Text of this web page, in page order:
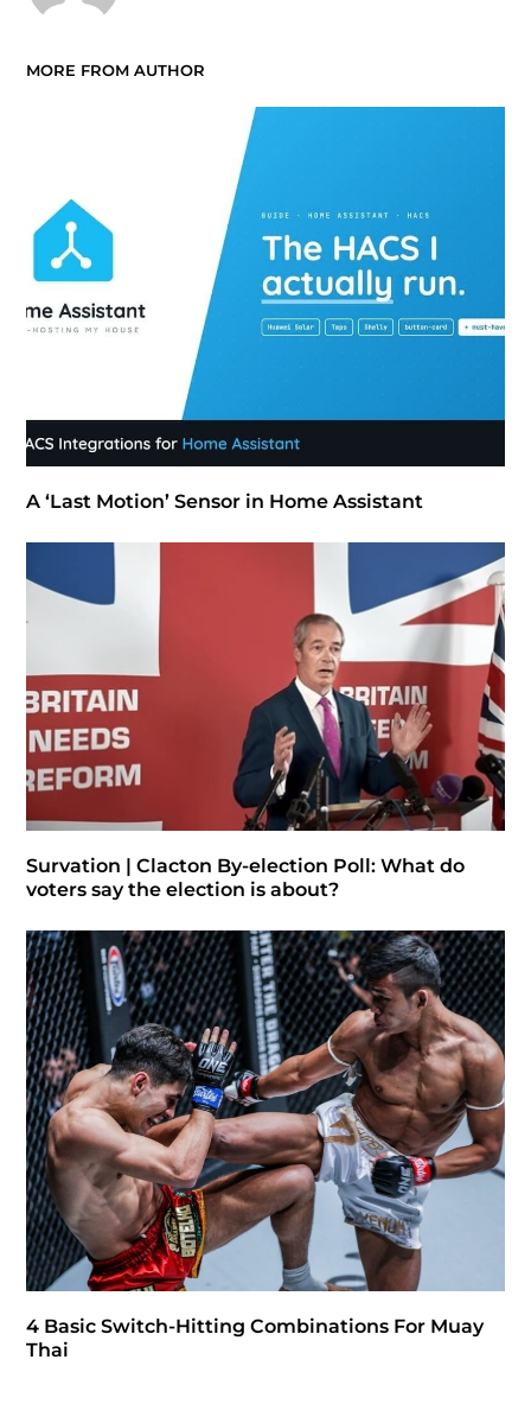
MORE FROM AUTHOR
A ‘Last Motion’ Sensor in Home Assistant
Survation | Clacton By-election Poll: What do
voters say the election is about?
4 Basic Switch-Hitting Combinations For Muay
Thai